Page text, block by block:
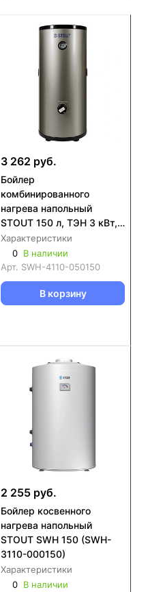
3 262 руб.
Бойлер
комбинированного
нагрева напольный
STOUT 150 л, ТЭН 3 кВт,
DUPLEX (SWH-4110-
050150)
Характеристики
0 В наличии
Арт. SWH-4110-050150
В корзину
2 255 руб.
Бойлер косвенного
нагрева напольный
STOUT SWH 150 (SWH-
3110-000150)
Характеристики
0 В наличии